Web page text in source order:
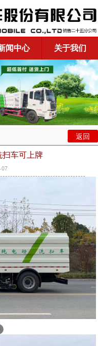
闻中心 关于我们
返回
车可上牌
07